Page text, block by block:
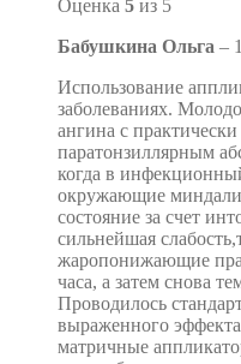
Оценка 5 из 5
Бабушкина Ольга –
Использование
заболеваниях.
ангина с
паратонзиллярным
когда в
окружающие
состояние за счет
сильнейшая
жаропонижающие
часа, а затем снова
Проводилось
выраженного
матричные